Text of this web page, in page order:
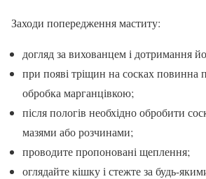
Заходи попередження маститу:
догляд за вихованцем і дотримання
при появі тріщин на сосках повинна
обробка марганцівкою;
після пологів необхідно обробити
мазями або розчинами;
проводите пропоновані щеплення;
оглядайте кішку і стежте за будь-